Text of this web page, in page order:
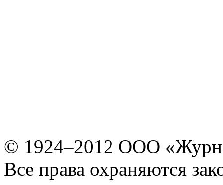
© 1924–2012 ООО
Все права охраняются